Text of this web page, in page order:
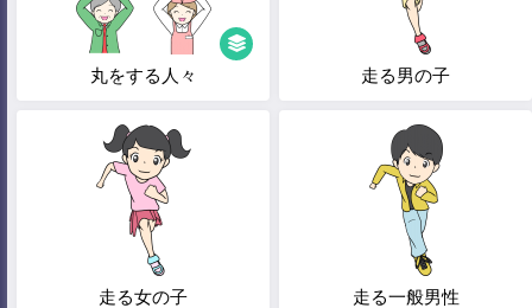
丸をする人々 走る男の子
走る女の子 走る一般男性